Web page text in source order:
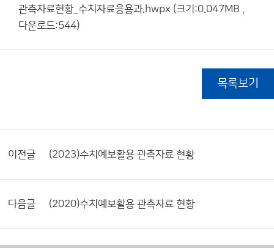
관측자료현황_수치자료응용과.hwpx (크기:0.047MB ,
다운로드:544)
목록보기
이전글 (2023)수치예보활용 관측자료 현황
다음글 (2020)수치예보활용 관측자료 현황